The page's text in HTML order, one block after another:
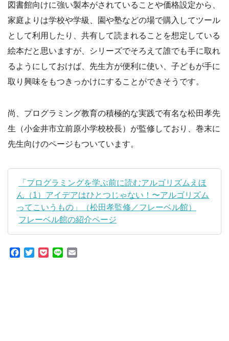
図書館向けに強い製本がされていることや価格設定から、
家庭よりは学校や学級、園や塾などの場で購入してツール
として利用したり、共有して読まれることを想定している
絵本だと思いますが、シリーズでそろえて誰でも手に取れ
るようにしておけば、先生方が便利に使い、子どもが手に
取り興味をもつきっかけにすることができそうです。
尚、プログラミング教育の積極的な実践で有名な松田孝先
生（小金井市立前原小学校校長）が監修しており、巻末に
先生向けのページもついています。
「プログラミングを学ぶ前に読むアルゴリズムえほ
ん（1）アイデアはひとつじゃない！〜アルゴリズム
ってこいうもの」（松田孝監修／フレーベル館）
フレーベル館の紹介ページ
Facebook
TwitterPocket
Line